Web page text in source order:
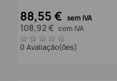
88,55 € sem IVA
108,92 € com IVA
0 Avaliação(ões)